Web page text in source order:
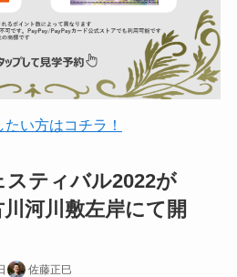
い方はコチラ！
スティバル2022が
河川敷左岸にて開
佐藤正巳